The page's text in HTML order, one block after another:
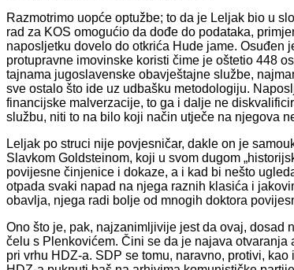
Razmotrimo uopće optužbe; to da je Leljak bio u
rad za KOS omogućio da dođe do podataka,
naposljetku dovelo do otkrića Hude jame. Osuđen
protupravne imovinske koristi čime je oštetio 448
tajnama jugoslavenske obavještajne službe,
sve ostalo što ide uz udbašku metodologiju.
financijske malverzacije, to ga i dalje ne
službu, niti to na bilo koji način utječe na njegova
Leljak po struci nije povjesničar, dakle on je
Slavkom Goldsteinom, koji u svom dugom
povijesne činjenice i dokaze, a i kad bi nešto
otpada svaki napad na njega raznih klasića i
obavlja, njega radi bolje od mnogih doktora
Ono što je, pak, najzanimljivije jest da ovaj, dosad
čelu s Plenkovićem. Čini se da je najava
pri vrhu HDZ-a. SDP se tomu, naravno, protivi,